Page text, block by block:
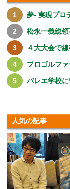
夢- 実現プロ
松永一義総
４大大会で
プロゴルフ
バレエ学校
人気の記事